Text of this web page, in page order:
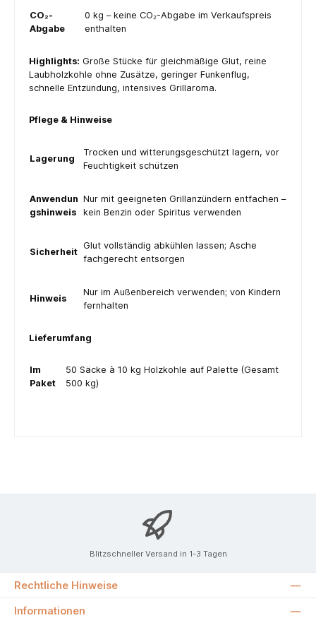
CO₂-
Abgabe
0 kg – keine CO₂-Abgabe im Verkaufspreis
enthalten
Highlights: Große Stücke für gleichmäßige Glut, reine
Laubholzkohle ohne Zusätze, geringer Funkenflug,
schnelle Entzündung, intensives Grillaroma.
Pflege & Hinweise
Lagerung
Trocken und witterungsgeschützt lagern, vor
Feuchtigkeit schützen
Anwendun
gshinweis
Nur mit geeigneten Grillanzündern entfachen –
kein Benzin oder Spiritus verwenden
Sicherheit
Glut vollständig abkühlen lassen; Asche
fachgerecht entsorgen
Hinweis
Nur im Außenbereich verwenden; von Kindern
fernhalten
Lieferumfang
Im
Paket
50 Säcke à 10 kg Holzkohle auf Palette (Gesamt
500 kg)
Blitzschneller Versand in 1-3 Tagen
Rechtliche Hinweise
Informationen